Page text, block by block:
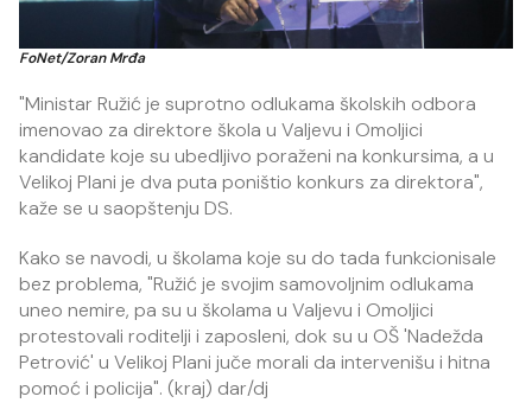
FoNet/Zoran Mrđa
"Ministar Ružić je suprotno odlukama školskih odbora
imenovao za direktore škola u Valjevu i Omoljici
kandidate koje su ubedljivo poraženi na konkursima, a u
Velikoj Plani je dva puta poništio konkurs za direktora",
kaže se u saopštenju DS.
Kako se navodi, u školama koje su do tada funkcionisale
bez problema, "Ružić je svojim samovoljnim odlukama
uneo nemire, pa su u školama u Valjevu i Omoljici
protestovali roditelji i zaposleni, dok su u OŠ 'Nadežda
Petrović' u Velikoj Plani juče morali da intervenišu i hitna
pomoć i policija". (kraj) dar/dj